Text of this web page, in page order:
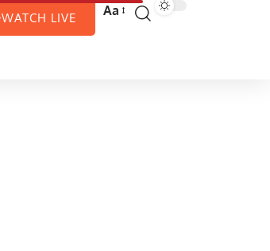
WATCH LIVE Aa